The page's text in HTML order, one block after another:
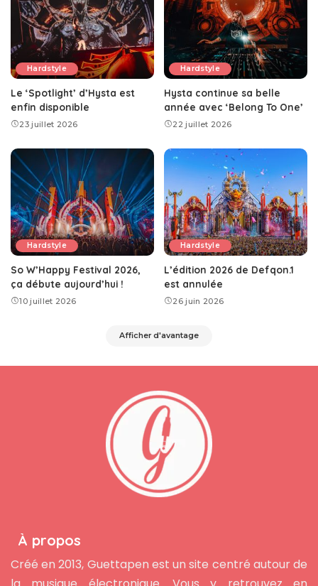
Hardstyle
Le ‘Spotlight’ d’Hysta est
enfin disponible
23 juillet 2026
Hardstyle
Hysta continue sa belle
année avec ‘Belong To One’
22 juillet 2026
Hardstyle
So W’Happy Festival 2026,
ça débute aujourd’hui !
10 juillet 2026
Hardstyle
L’édition 2026 de Defqon.1
est annulée
26 juin 2026
Afficher d'avantage
À propos
Créé en 2013, Guettapen est un site centré autour de